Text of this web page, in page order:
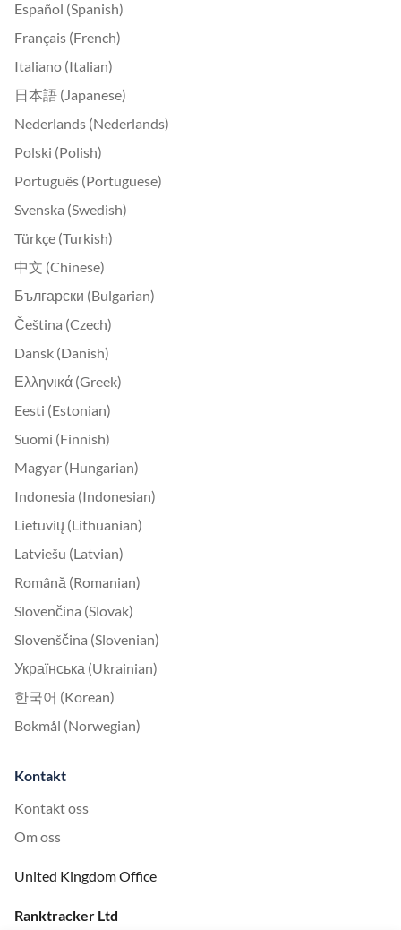
Español (Spanish)
Français (French)
Italiano (Italian)
日本語 (Japanese)
Nederlands (Nederlands)
Polski (Polish)
Português (Portuguese)
Svenska (Swedish)
Türkçe (Turkish)
中文 (Chinese)
Български (Bulgarian)
Čeština (Czech)
Dansk (Danish)
Ελληνικά (Greek)
Eesti (Estonian)
Suomi (Finnish)
Magyar (Hungarian)
Indonesia (Indonesian)
Lietuvių (Lithuanian)
Latviešu (Latvian)
Română (Romanian)
Slovenčina (Slovak)
Slovenščina (Slovenian)
Українська (Ukrainian)
한국어 (Korean)
Bokmål (Norwegian)
Kontakt
Kontakt oss
Om oss
United Kingdom Office
Ranktracker Ltd